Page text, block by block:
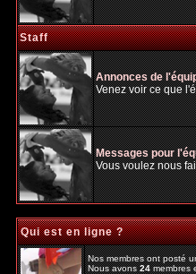
Staff
Annonces de
Venez voir ce que
Messages pour
Vous voulez nous
Qui est en ligne ?
Nos membres ont posté
Nous avons24membres